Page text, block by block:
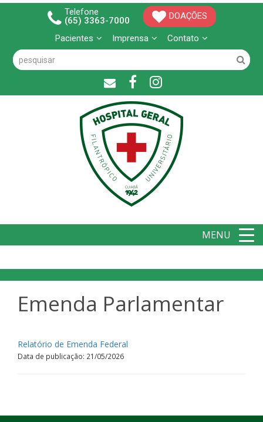
Telefone
(65) 3363-7000
DOAÇÕES
Pacientes Imprensa Contato
MENU
Emenda Parlamentar
Relatório de Emenda Federal
Data de publicação: 21/05/2026